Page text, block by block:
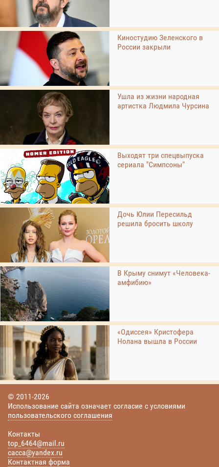
Киностудию Зеленского в
России закрыли
Ушла из жизни народная
артистка Людмила Чурсина
Выходят три спецвыпуска
сериала "Симпсоны"
Дочь Юлии Пересильд
решила бросить школу
В Крыму снимут «Человека-
амфибию»
«Одиссея» Кристофера
Нолана вышла в России
© 2011-2026
Использование сайта означает согласие с условиями
пользовательского соглашения
Контакты
top_6464@mail.ru
cacca@yandex.ru
Контактная форма